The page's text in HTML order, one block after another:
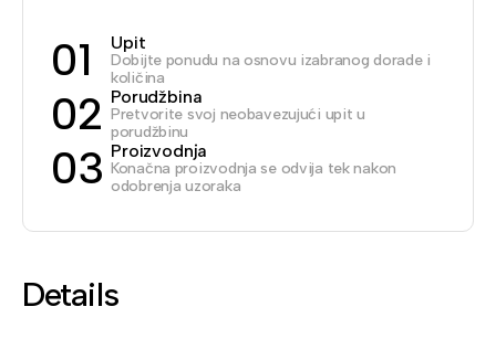
01 Upit
Dobijte ponudu na osnovu izabranog dorade i
količina
02 Porudžbina
Pretvorite svoj neobavezujući upit u
porudžbinu
03 Proizvodnja
Konačna proizvodnja se odvija tek nakon
odobrenja uzoraka
Details